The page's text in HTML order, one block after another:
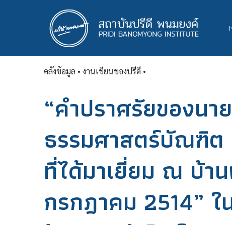
คลังข้อมูล • งานเขียนของปรีดี •
“คำปราศรัยของน
ธรรมศาสตร์บัณฑิ
ที่ได้มาเยี่ยม ณ บ้า
กรกฎาคม 2514”